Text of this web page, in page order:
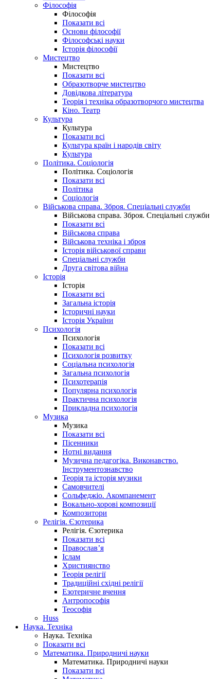
Філософія
Філософія
Показати всі
Основи філософії
Філософські науки
Історія філософії
Мистецтво
Мистецтво
Показати всі
Образотворче мистецтво
Довідкова література
Теорія і техніка образотворчого мистецтва
Кіно. Театр
Культура
Культура
Показати всі
Культура країн і народів світу
Культура
Політика. Соціологія
Політика. Соціологія
Показати всі
Політика
Соціологія
Військова справа. Зброя. Спеціальні служби
Військова справа. Зброя. Спеціальні служби
Показати всі
Військова справа
Військова техніка і зброя
Історія військової справи
Спеціальні служби
Друга світова війна
Історія
Історія
Показати всі
Загальна історія
Історичні науки
Історія України
Психологія
Психологія
Показати всі
Психологія розвитку
Соціальна психологія
Загальна психологія
Психотерапія
Популярна психологія
Практична психологія
Прикладна психологія
Музика
Музика
Показати всі
Пісенники
Нотні видання
Музична педагогіка. Виконавство.
Інструментознавство
Теорія та історія музики
Самовчителі
Сольфеджіо. Акомпанемент
Вокально-хорові композиції
Композитори
Релігія. Єзотерика
Релігія. Єзотерика
Показати всі
Православ’я
Іслам
Християнство
Теорія релігії
Традиційні східні релігії
Езотеричне вчення
Антропософія
Теософія
Huss
Наука. Техніка
Наука. Техніка
Показати всі
Математика. Природничі науки
Математика. Природничі науки
Показати всі